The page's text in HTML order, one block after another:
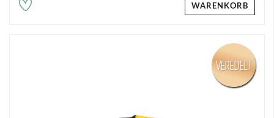
WARENKORB
VEREDELT